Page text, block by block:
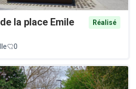
la place Emile
Réalisé
0